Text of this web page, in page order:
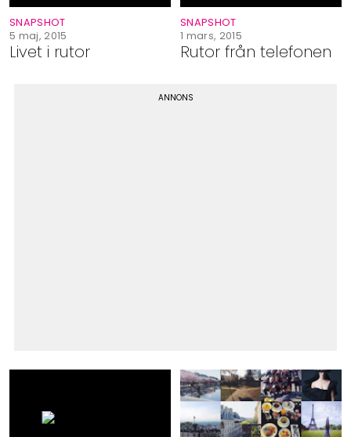
Livet i rutor
SNAPSHOT
5 maj, 2015
Rutor från telefonen
SNAPSHOT
1 mars, 2015